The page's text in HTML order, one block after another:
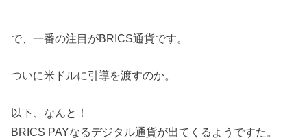
で、一番の注目がBRICS通貨です。
ついに米ドルに引導を渡すのか。
以下、なんと！
BRICS PAYなるデジタル通貨が出てくるようですた。